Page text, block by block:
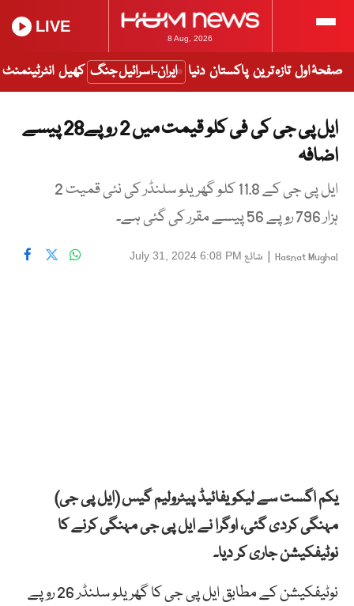
8 Aug, 2026
LIVE
صفحۂ اول تازہ ترین پاکستان دنیا ایران-اسرائیل جنگ کھیل انٹرٹینمنٹ
ایل پی جی کی فی کلو قیمت میں 2 روپے28 پیسے
اضافہ
ایل پی جی کے 11.8 کلو گھریلو سلنڈر کی نئی قمیت 2
ہزار 796 روپے 56 پیسے مقرر کی گئی ہے۔
Hasnat Mughal
| شائع July 31, 2024 6:08 PM
یکم اگست سے لیکویفائیڈ پیٹرولیم گیس (ایل پی جی)
مہنگی کردی گئی، اوگرا نے ایل پی جی مہنگی کرنے کا
نوٹیفکیشن جاری کر دیا۔
نوٹیفکیشن کے مطابق ایل پی جی کا گھریلو سلنڈر 26 روپے